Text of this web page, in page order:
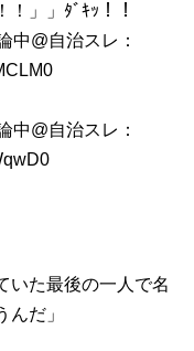
」」ﾀﾞｷｯ！！
中@自治スレ：
中@自治スレ：
いた最後の一人で名
だ」